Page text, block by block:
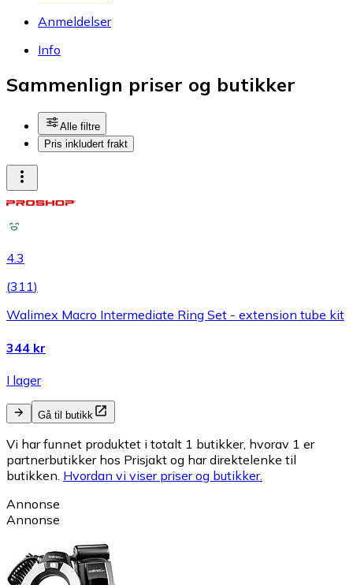
Anmeldelser
Info
Sammenlign priser og butikker
Alle filtre
Pris inkludert frakt
4.3
(311)
Walimex Macro Intermediate Ring Set - extension tube kit
344 kr
I lager
Gå til butikk
Vi har funnet produktet i totalt 1 butikker, hvorav 1 er
partnerbutikker hos Prisjakt og har direktelenke til
butikken. Hvordan vi viser priser og butikker.
Annonse
Annonse